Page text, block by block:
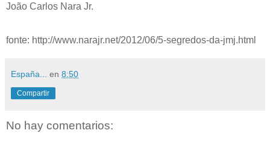
João Carlos Nara Jr.
fonte: http://www.narajr.net/2012/06/5-segredos-da-jmj.html
España... en 8:50
Compartir
No hay comentarios: